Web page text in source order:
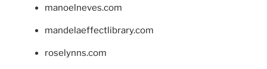
manoelneves.com
mandelaeffectlibrary.com
roselynns.com